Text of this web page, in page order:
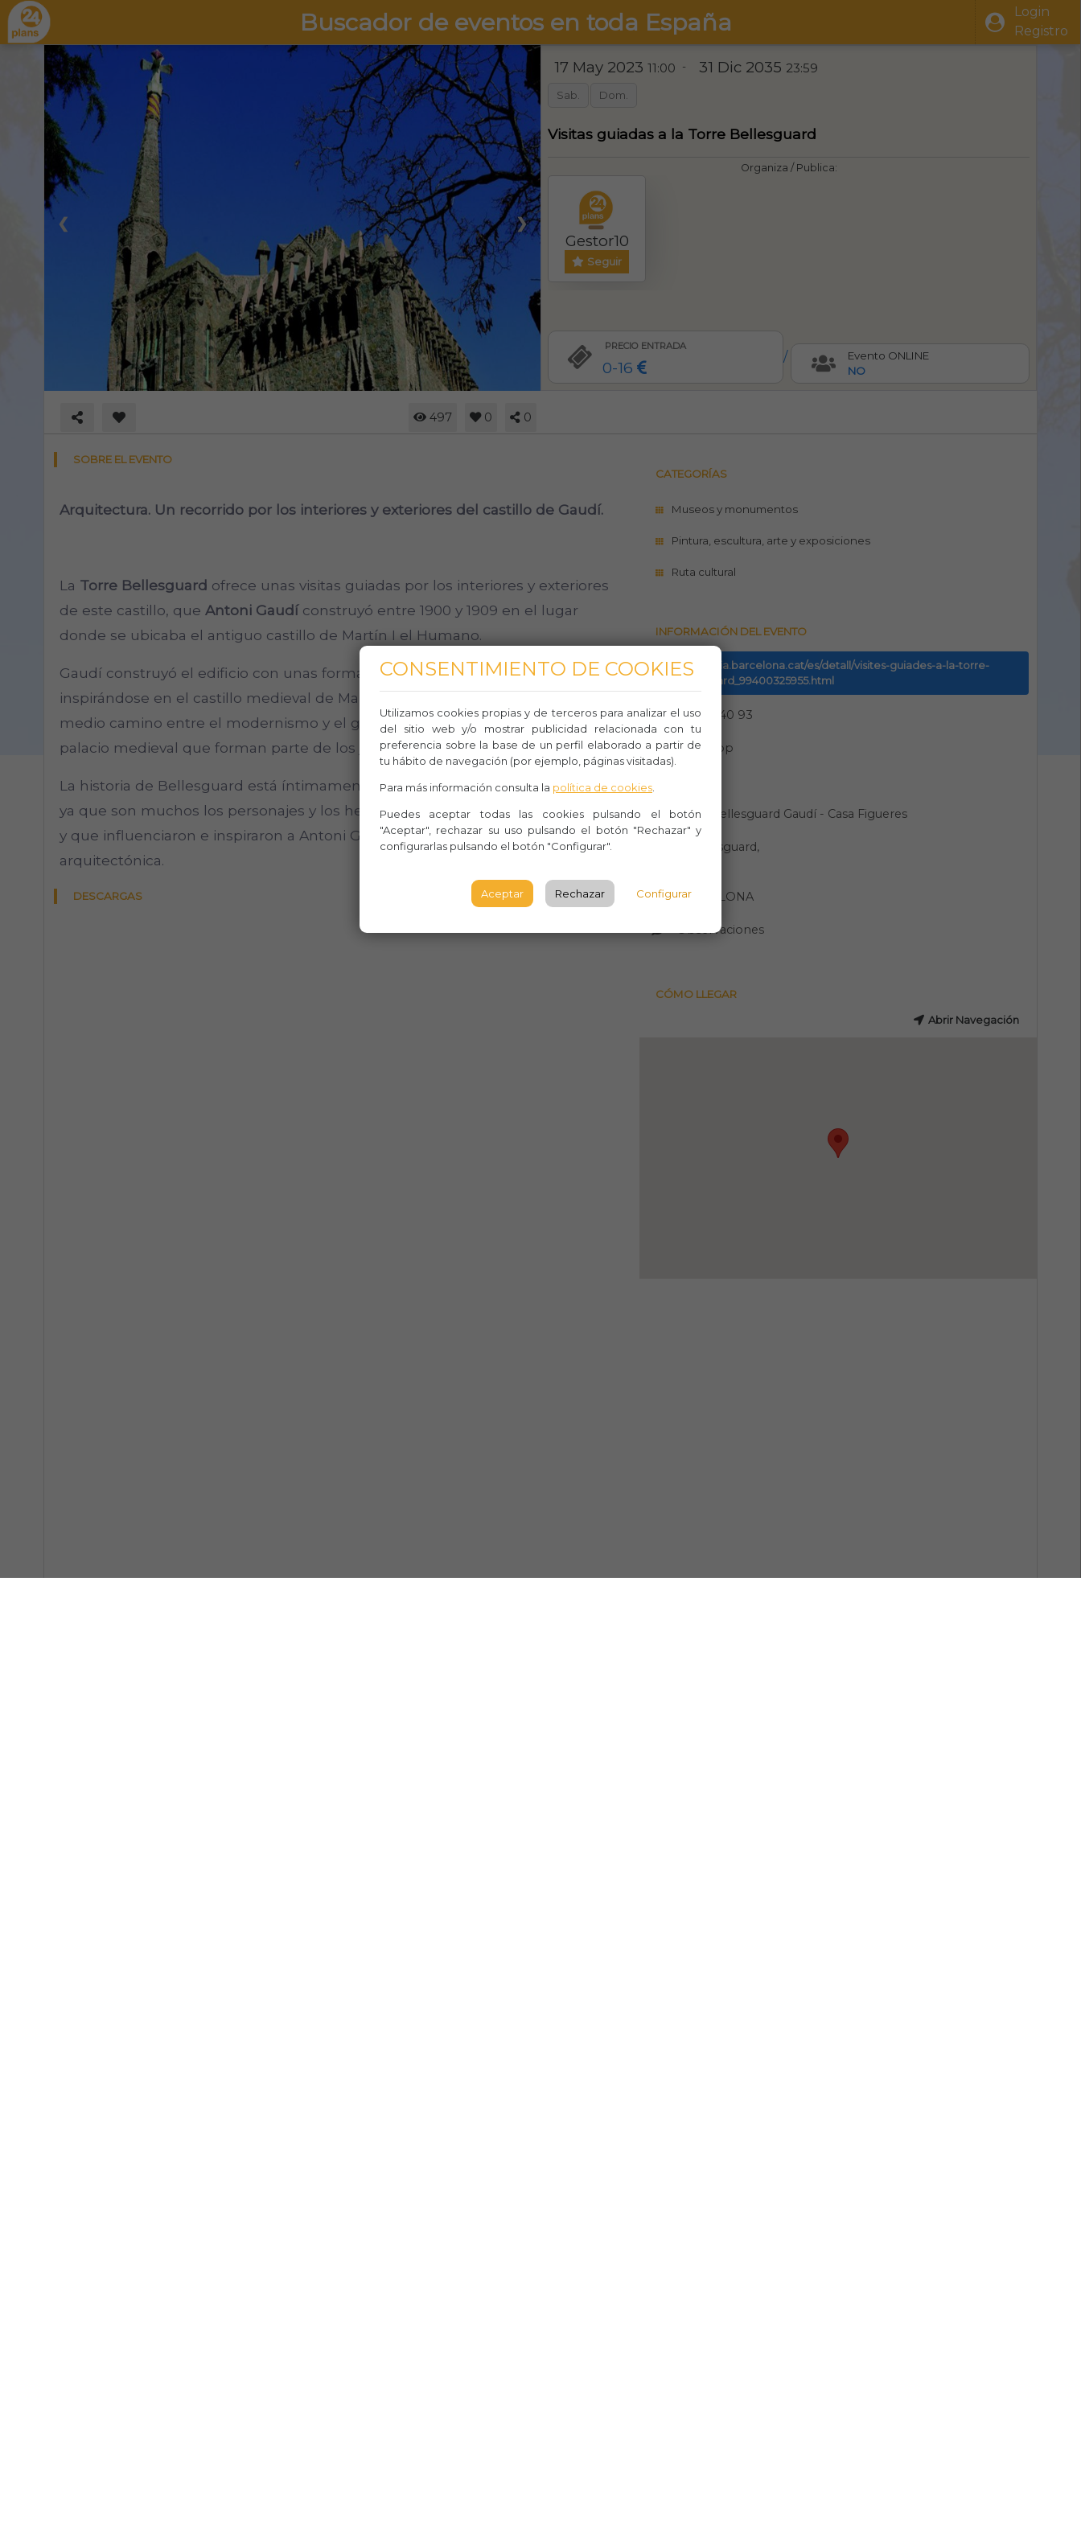
Buscador de eventos en toda España
Login
Registro
❮ ❯
17 May 2023 11:00 - 31 Dic 2035 23:59
Sab. Dom.
Visitas guiadas a la Torre Bellesguard
Organiza / Publica:
Gestor10
Seguir
PRECIO ENTRADA
0-16
/
Evento ONLINE
NO
497 0 0
SOBRE EL EVENTO
Arquitectura. Un recorrido por los interiores y exteriores del castillo de Gaudí.
La Torre Bellesguard ofrece unas visitas guiadas por los interiores y exteriores
de este castillo, que Antoni Gaudí construyó entre 1900 y 1909 en el lugar
donde se ubicaba el antiguo castillo de Martín I el Humano.
Gaudí construyó el edificio con unas formas rectas, inusuales en su obra,
inspirándose en el castillo medieval de Martín I el Humano, con un estilo a
medio camino entre el modernismo y el gótico, y restauró los restos del
palacio medieval que forman parte de los jardines de la finca.
La historia de Bellesguard está íntimamente vinculada a la historia de Cataluña,
ya que son muchos los personajes y los hechos históricos relacionados con ella
y que influenciaron e inspiraron a Antoni Gaudí para crear esta obra
arquitectónica.
DESCARGAS
CATEGORÍAS
Museos y monumentos
Pintura, escultura, arte y exposiciones
Ruta cultural
INFORMACIÓN DEL EVENTO
https://guia.barcelona.cat/es/detall/visites-guiades-a-la-torre-
bellesguard_99400325955.html
93 250 40 93
Whasapp
Torre Bellesguard Gaudí - Casa Figueres
C Bellesguard,
BARCELONA
Observaciones
CÓMO LLEGAR
Abrir Navegación
CONSENTIMIENTO DE COOKIES
Utilizamos cookies propias y de terceros para analizar el uso
del sitio web y/o mostrar publicidad relacionada con tu
preferencia sobre la base de un perfil elaborado a partir de
tu hábito de navegación (por ejemplo, páginas visitadas).
Para más información consulta la política de cookies
Puedes aceptar todas las cookies pulsando el botón
"Aceptar", rechazar su uso pulsando el botón "Rechazar" y
configurarlas pulsando el botón "Configurar".
Aceptar Rechazar Configurar